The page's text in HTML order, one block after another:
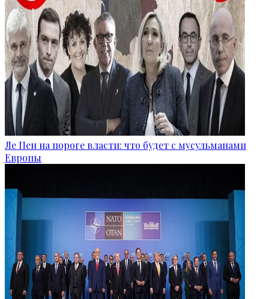
Ле Пен на пороге власти: что будет с мусульманами
Европы